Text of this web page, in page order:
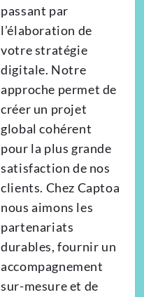
passant par
l’élaboration de
votre stratégie
digitale. Notre
approche permet de
créer un projet
global cohérent
pour la plus grande
satisfaction de nos
clients. Chez Captoa
nous aimons les
partenariats
durables, fournir un
accompagnement
sur-mesure et de